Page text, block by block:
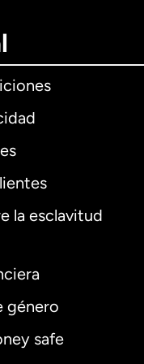
la esclavitud
género
safe
Internacional
Alemania